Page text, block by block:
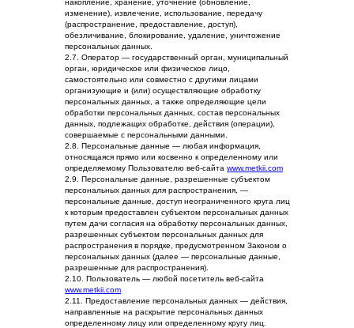
накопление, хранение, уточнение (обновление,
изменение), извлечение, использование, передачу
(распространение, предоставление, доступ),
обезличивание, блокирование, удаление, уничтожение
персональных данных.
2.7. Оператор — государственный орган, муниципальный
орган, юридическое или физическое лицо,
самостоятельно или совместно с другими лицами
организующие и (или) осуществляющие обработку
персональных данных, а также определяющие цели
обработки персональных данных, состав персональных
данных, подлежащих обработке, действия (операции),
совершаемые с персональными данными.
2.8. Персональные данные — любая информация,
относящаяся прямо или косвенно к определенному или
определяемому Пользователю веб-сайта www.metkii.com
2.9. Персональные данные, разрешенные субъектом
персональных данных для распространения, —
персональные данные, доступ неограниченного круга лиц
к которым предоставлен субъектом персональных данных
путем дачи согласия на обработку персональных данных,
разрешенных субъектом персональных данных для
распространения в порядке, предусмотренном Законом о
персональных данных (далее — персональные данные,
разрешенные для распространения).
2.10. Пользователь — любой посетитель веб-сайта
www.metkii.com
2.11. Предоставление персональных данных — действия,
направленные на раскрытие персональных данных
определенному лицу или определенному кругу лиц.